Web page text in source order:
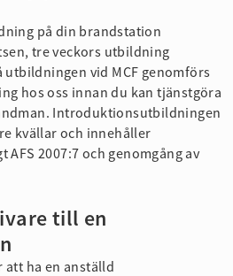
på din brandstation
tre veckors utbildning
vid MCF genomförs
hos oss innan du kan tjänstgöra
Introduktionsutbildningen
kvällar och innehåller
2007:7 och genomgång av
till en
att ha en anställd